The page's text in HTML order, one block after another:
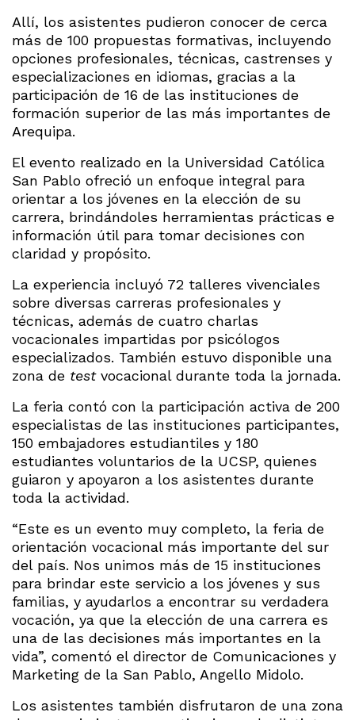
Allí, los asistentes pudieron conocer de cerca
más de 100 propuestas formativas, incluyendo
opciones profesionales, técnicas, castrenses y
especializaciones en idiomas, gracias a la
participación de 16 de las instituciones de
formación superior de las más importantes de
Arequipa.
El evento realizado en la Universidad Católica
San Pablo ofreció un enfoque integral para
orientar a los jóvenes en la elección de su
carrera, brindándoles herramientas prácticas e
información útil para tomar decisiones con
claridad y propósito.
La experiencia incluyó 72 talleres vivenciales
sobre diversas carreras profesionales y
técnicas, además de cuatro charlas
vocacionales impartidas por psicólogos
especializados. También estuvo disponible una
zona de testvocacional durante toda la jornada.
La feria contó con la participación activa de 200
especialistas de las instituciones participantes,
150 embajadores estudiantiles y 180
estudiantes voluntarios de la UCSP, quienes
guiaron y apoyaron a los asistentes durante
toda la actividad.
“Este es un evento muy completo, la feria de
orientación vocacional más importante del sur
del país. Nos unimos más de 15 instituciones
para brindar este servicio a los jóvenes y sus
familias, y ayudarlos a encontrar su verdadera
vocación, ya que la elección de una carrera es
una de las decisiones más importantes en la
vida”, comentó el director de Comunicaciones y
Marketing de la San Pablo, Angello Midolo.
Los asistentes también disfrutaron de una zona